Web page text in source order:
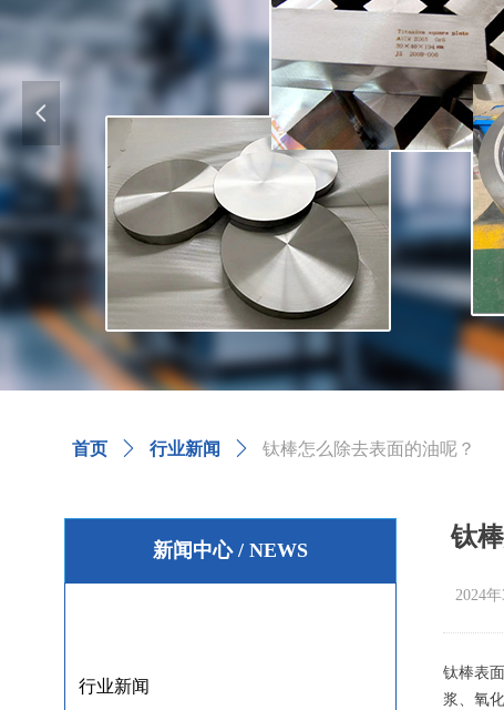
넳
钛
首页 ꄲ 行业新闻 ꄲ 钛棒怎么除去表面的油呢？
钛棒表
浆、氧
2024
新闻中心 / NEWS
行业新闻